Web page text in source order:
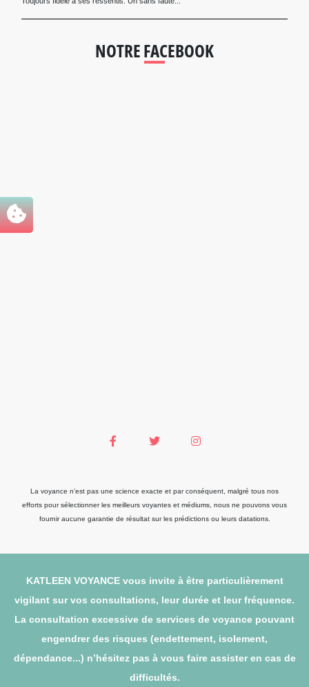
NOTRE FACEBOOK
La voyance n'est pas une science exacte et par conséquent, malgré tous nos
efforts pour sélectionner les meilleurs voyantes et médiums, nous ne pouvons vous
fournir aucune garantie de résultat sur les prédictions ou leurs datations.
KATLEEN VOYANCE vous invite à être particulièrement
vigilant sur vos consultations, leur durée et leur fréquence.
La consultation excessive de services de voyance pouvant
engendrer des risques (endettement, isolement,
dépendance...) n’hésitez pas à vous faire assister en cas de
difficultés.